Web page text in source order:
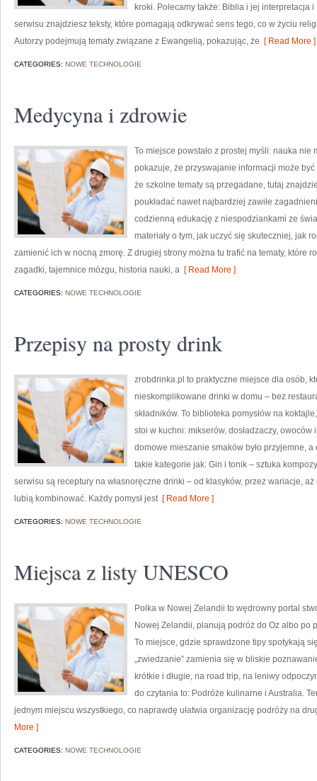
kroki. Polecamy także: Biblia i jej interpretacja
serwisu znajdziesz teksty, które pomagają odkrywać sens tego, co w życiu
Autorzy podejmują tematy związane z Ewangelią, pokazując, że [ Read More ]
CATEGORIES: NOWE TECHNOLOGIE
Medycyna i zdrowie
To miejsce powstało z prostej myśli: nauka
pokazuje, że przyswajanie informacji może
że szkolne tematy są przegadane, tutaj
poukładać nawet najbardziej zawiłe
codzienną edukację z niespodziankami ze
materiały o tym, jak uczyć się skuteczniej, jak
zamienić ich w nocną zmorę. Z drugiej strony można tu trafić na tematy, które
zagadki, tajemnice mózgu, historia nauki, a [ Read More ]
CATEGORIES: NOWE TECHNOLOGIE
Przepisy na prosty drink
zrobdrinka.pl to praktyczne miejsce dla osób,
nieskomplikowane drinki w domu – bez
składników. To biblioteka pomysłów na
stoi w kuchni: mikserów, dosładzaczy,
domowe mieszanie smaków było przyjemne,
takie kategorie jak: Gin i tonik – sztuka
serwisu są receptury na własnoręczne drinki – od klasyków, przez wariacje,
lubią kombinować. Każdy pomysł jest[ Read More ]
CATEGORIES: NOWE TECHNOLOGIE
Miejsca z listy UNESCO
Polka w Nowej Zelandii to wędrowny portal
Nowej Zelandii, planują podróż do Oz albo po
To miejsce, gdzie sprawdzone tipy spotykają
„zwiedzanie” zamienia się w bliskie
krótkie i długie, na road trip, na leniwy
do czytania to: Podróże kulinarne i Australia.
jednym miejscu wszystkiego, co naprawdę ułatwia organizację podróży na
More ]
CATEGORIES: NOWE TECHNOLOGIE